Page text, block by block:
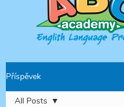
Příspěvek
All Posts